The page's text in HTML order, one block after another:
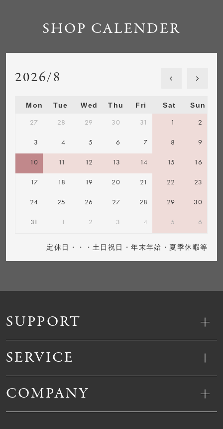
SUPPORT
SERVICE
COMPANY
SHOP CALENDER
2026/8
Mon Tue Wed Thu Fri Sat Sun
27 28 29 30 31 1 2
3 4 5 6 7 8 9
10 11 12 13 14 15 16
17 18 19 20 21 22 23
24 25 26 27 28 29 30
31 1 2 3 4 5 6
定休日・・・土日祝日・年末年始・夏季休暇等